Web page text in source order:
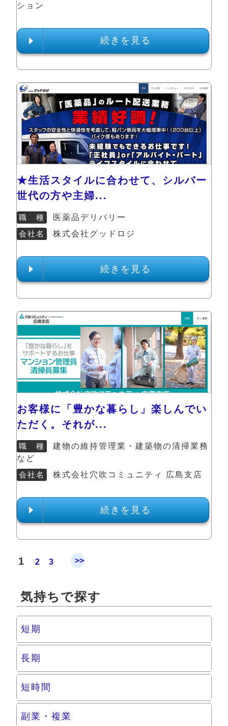
ション
続きを見る
★生活スタイルに合わせて、シルバー
世代の方や主婦...
職 種
医薬品デリバリー
会社名
株式会社グッドロジ
続きを見る
お客様に「豊かな暮らし」楽しんでい
ただく。それが...
職 種
建物の維持管理業・建築物の清掃業務
など
会社名
株式会社穴吹コミュニティ 広島支店
続きを見る
1 2 3 >>
気持ちで探す
短期
長期
短時間
副業・複業